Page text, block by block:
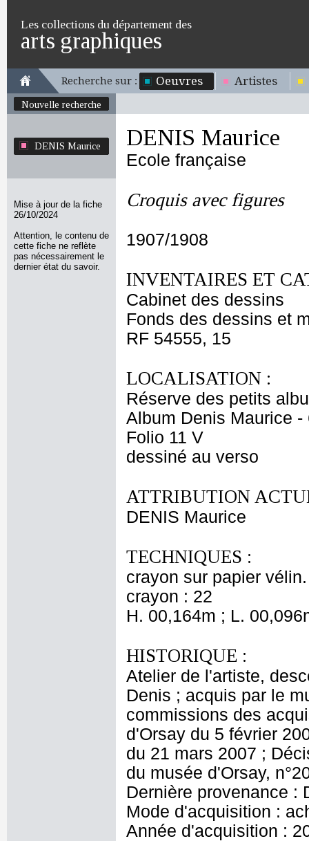
Les collections du département des
arts graphiques
Recherche sur : Oeuvres Artistes
Nouvelle recherche
DENIS Maurice
Mise à jour de la fiche
26/10/2024
Attention, le contenu de
cette fiche ne reflète
pas nécessairement le
dernier état du savoir.
DENIS Maurice
Ecole française
Croquis avec figures
1907/1908
INVENTAIRES ET
Cabinet des dessins
Fonds des dessins et
RF 54555, 15
LOCALISATION :
Réserve des petits
Album Denis Maurice -
Folio 11 V
dessiné au verso
ATTRIBUTION
DENIS Maurice
TECHNIQUES :
crayon sur papier
crayon : 22
H. 00,164m ; L.
HISTORIQUE :
Atelier de l'artiste,
Denis ; acquis par le
commissions des
d'Orsay du 5 février
du 21 mars 2007 ;
du musée d'Orsay,
Dernière provenance :
Mode d'acquisition :
Année d'acquisition :